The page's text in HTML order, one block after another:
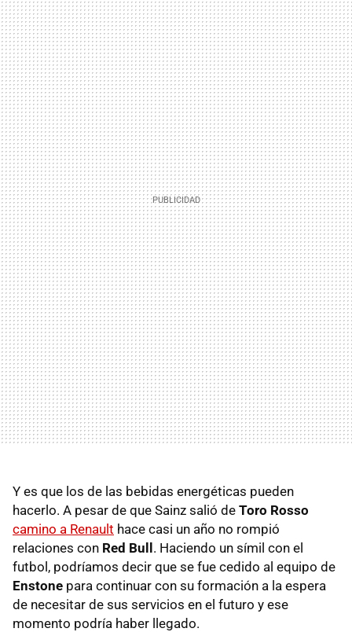
Y es que los de las bebidas energéticas pueden
hacerlo. A pesar de que Sainz salió de Toro Rosso
camino a Renault hace casi un año no rompió
relaciones con Red Bull. Haciendo un símil con el
futbol, podríamos decir que se fue cedido al equipo de
Enstone para continuar con su formación a la espera
de necesitar de sus servicios en el futuro y ese
momento podría haber llegado.